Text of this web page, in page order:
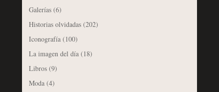
Galerías(6)
Historias olvidadas(202)
Iconografía(100)
La imagen del día(18)
Libros(9)
Moda(4)